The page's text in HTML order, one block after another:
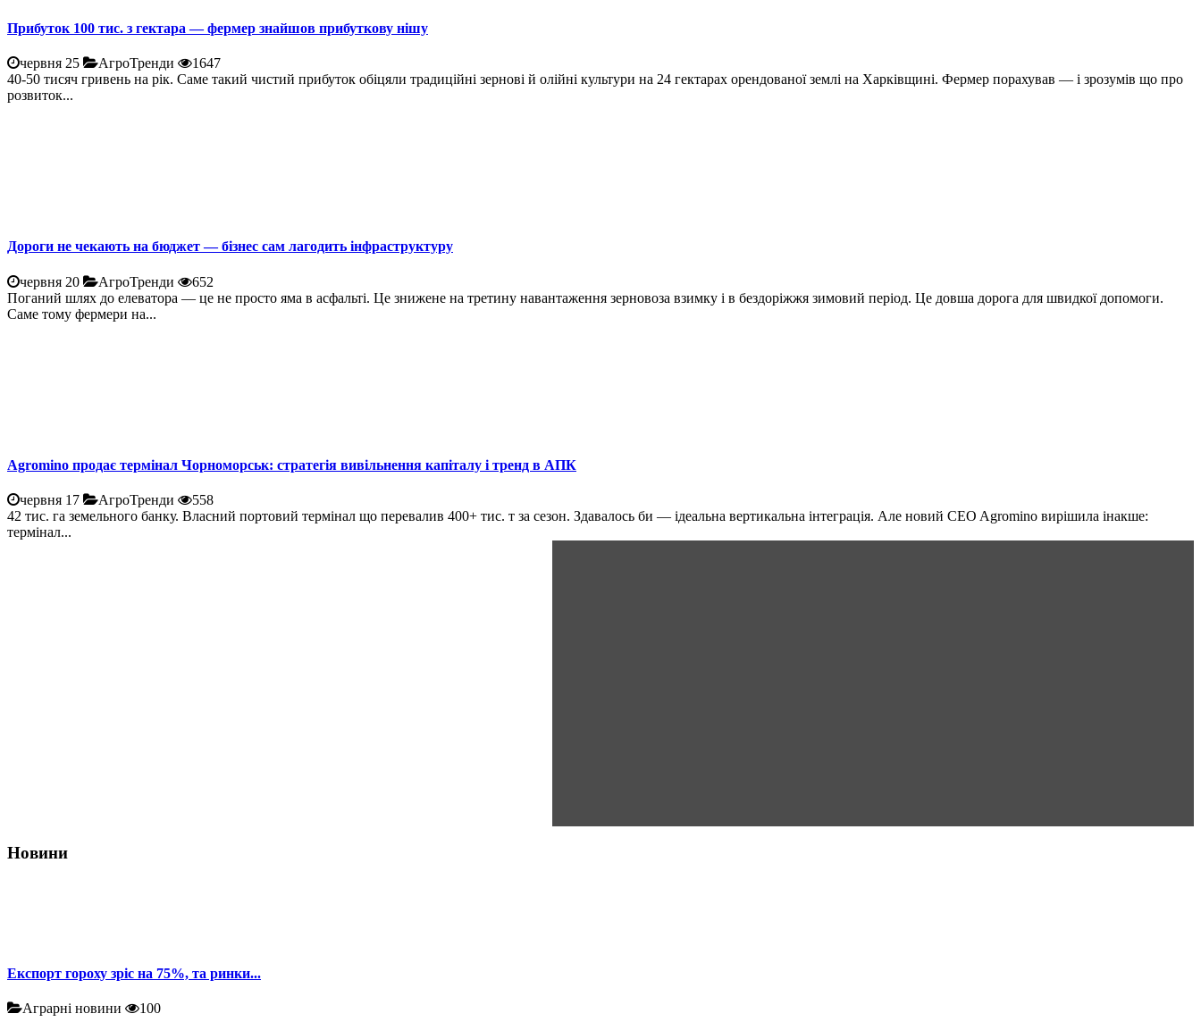
Прибуток 100 тис. з гектара — фермер знайшов прибуткову нішу
червня 25 АгроТренди
1647
40-50 тисяч гривень на рік. Саме такий чистий прибуток обіцяли традиційні зернові й олійні культури на 24 гектарах орендованої землі на Харківщині. Фермер порахував — і зрозумів що про
розвиток...
Дороги не чекають на бюджет — бізнес сам лагодить інфраструктуру
червня 20 АгроТренди
652
Поганий шлях до елеватора — це не просто яма в асфальті. Це знижене на третину навантаження зерновоза взимку і в бездоріжжя зимовий період. Це довша дорога для швидкої допомоги.
Саме тому фермери на...
Agromino продає термінал Чорноморськ: стратегія вивільнення капіталу і тренд в АПК
червня 17 АгроТренди
558
42 тис. га земельного банку. Власний портовий термінал що перевалив 400+ тис. т за сезон. Здавалось би — ідеальна вертикальна інтеграція. Але новий CEO Agromino вирішила інакше:
термінал...
Новини
Експорт гороху зріс на 75%, та ринки...
Аграрні новини 100